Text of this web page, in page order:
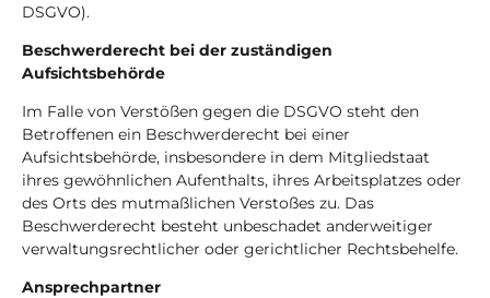
DSGVO).
Beschwerderecht bei der zuständigen
Aufsichtsbehörde
Im Falle von Verstößen gegen die DSGVO steht den
Betroffenen ein Beschwerderecht bei einer
Aufsichtsbehörde, insbesondere in dem Mitgliedstaat
ihres gewöhnlichen Aufenthalts, ihres Arbeitsplatzes oder
des Orts des mutmaßlichen Verstoßes zu. Das
Beschwerderecht besteht unbeschadet anderweitiger
verwaltungsrechtlicher oder gerichtlicher Rechtsbehelfe.
Ansprechpartner